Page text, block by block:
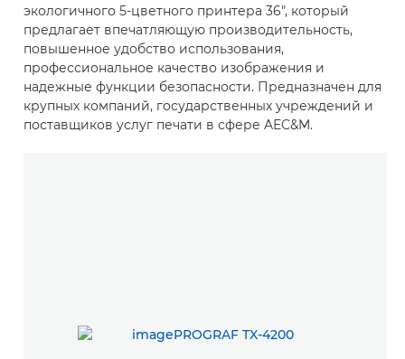
экологичного 5-цветного принтера 36", который
предлагает впечатляющую производительность,
повышенное удобство использования,
профессиональное качество изображения и
надежные функции безопасности. Предназначен для
крупных компаний, государственных учреждений и
поставщиков услуг печати в сфере AEC&M.